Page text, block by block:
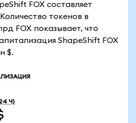
FOX составляет
токенов в
FOX показывает, что
ShapeShift FOX
$.
Ч)